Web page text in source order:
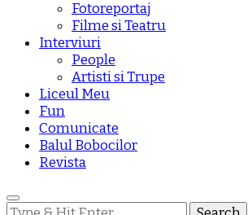
Fotoreportaj
Filme si Teatru
Interviuri
People
Artisti si Trupe
Liceul Meu
Fun
Comunicate
Balul Bobocilor
Revista
Looking